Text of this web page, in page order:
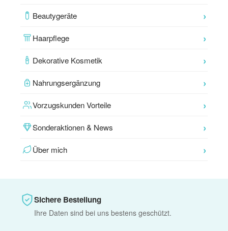
Beautygeräte
Haarpflege
Dekorative Kosmetik
Nahrungsergänzung
Vorzugskunden Vorteile
Sonderaktionen & News
Über mich
Sichere Bestellung
Ihre Daten sind bei uns bestens geschützt.